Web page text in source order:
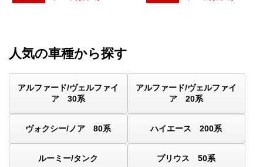
人気の車種から探す
アルファード/ヴェルファイ
ア 30系
アルファード/ヴェルファイ
ア 20系
ヴォクシー/ノア 80系 ハイエース 200系
ルーミー/タンク プリウス 50系